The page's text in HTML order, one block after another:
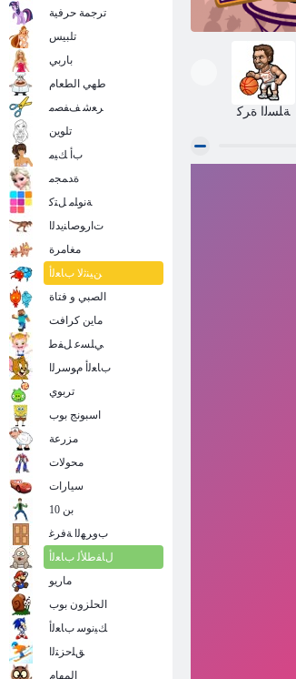
ﺔﻠﺴﻟﺍ ﺓﺮﻛ
ترجمة حرفية
تلبيس
باربي
طهي الطعام
ﺮﻌﺷ ﻒﻔﺼﻣ
تلوين
ﺏﺃ ﻚﻴﻣ
ﺓﺪﻤﺠﻣ
ﺔﻧﻮﻠﻣ ﻞﺘﻛ
ﺕﺍﺭﻮﺻﺎﻨﻳﺪﻟﺍ
مغامرة
ﻦﻴﻨﺛﻻ ﺏﺎﻌﻟﺃ
الصبي و فتاة
ماين كرافت
ﻲﻠﺴﻋ ﻞﻔﻃ
ﺏﺎﻌﻟﺃ ﻡﻮﺳﺮﻟﺍ
تربوي
اسبونج بوب
مزرعة
محولات
سيارات
بن 10
ﺏﻭﺮﻬﻟﺍ ﺔﻓﺮﻏ
ﻝﺎﻔﻃﻸ ﻟ ﺏﺎﻌﻟﺃ
ماريو
الحلزون بوب
ﻚﻴﻧﻮﺳ ﺏﺎﻌﻟﺃ
ﻖﻠﺣﺰﺘﻟﺍ
المهام